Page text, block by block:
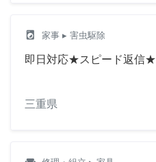
local_laundry_service 家事 ▸ 害虫駆除
即日対応★スピード返信★
三重県